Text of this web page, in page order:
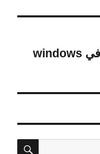
كيفيه تغيير نغمة الرنين في windows
بحث